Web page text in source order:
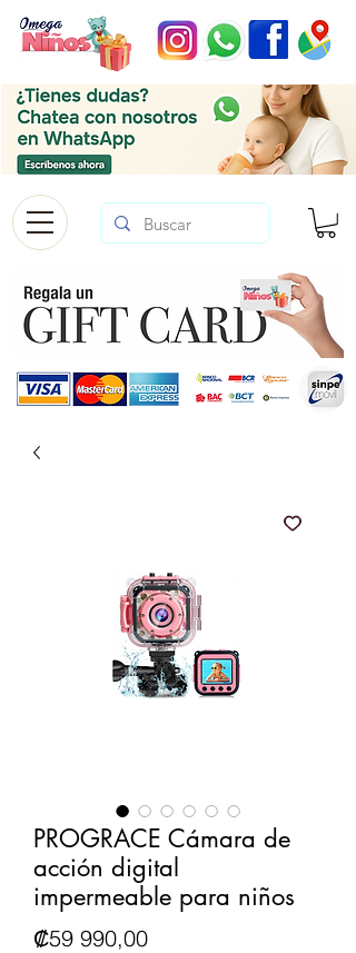
PROGRACE Cámara de
acción digital
impermeable para niños
₡59 990,00Precio